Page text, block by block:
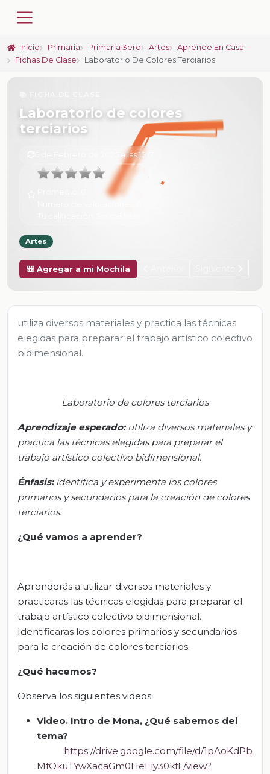
Inicio Primaria Primaria 3ero Artes
Aprende En Casa
Fichas De Clase
Laboratorio De Colores Terciarios
Laboratorio de colores
terciarios
6 de Febrero de 2025 a las 15:17
Artes
🎒 Agregar a mi Mochila
utiliza diversos materiales y practica las técnicas
elegidas para preparar el trabajo artístico colectivo
bidimensional.
Laboratorio de colores terciarios
Aprendizaje esperado: utiliza diversos materiales y
practica las técnicas elegidas para preparar el
trabajo artístico colectivo bidimensional.
Énfasis: identifica y experimenta los colores
primarios y secundarios para la creación de colores
terciarios.
¿Qué vamos a aprender?
Aprenderás a utilizar diversos materiales y
practicaras las técnicas elegidas para preparar el
trabajo artístico colectivo bidimensional.
Identificaras los colores primarios y secundarios
para la creación de colores terciarios.
¿Qué hacemos?
Observa los siguientes videos.
Video. Intro de Mona, ¿Qué sabemos del
tema?
https://drive.google.com/file/d/1pAoKdPb
MfOkuTYwXacaGm0HeEly30kfL/view?